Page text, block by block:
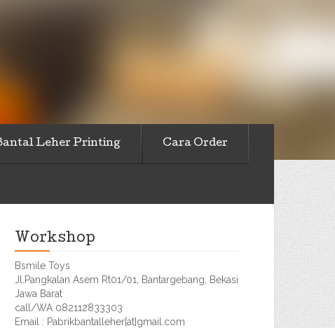
Leher Printing Cara Order
Workshop
Bsmile Toys
Jl.Pangkalan Asem Rt01/01, Bantargebang, Bekasi
Jawa Barat
call/WA 082112833303
Email : Pabrikbantalleher[at]gmail.com